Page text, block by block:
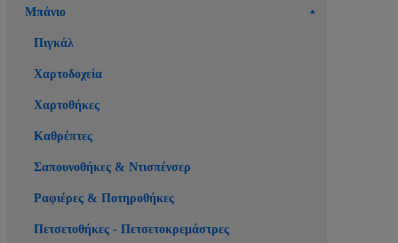
Μπάνιο
Πιγκάλ
Χαρτοδοχεία
Χαρτοθήκες
Καθρέπτες
Σαπουνοθήκες & Ντισπένσερ
Ραφιέρες & Ποτηροθήκες
Πετσετοθήκες - Πετσετοκρεμάστρες